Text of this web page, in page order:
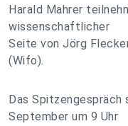
Harald Mahrer
wissenschaftlicher
Seite von Jörg
(Wifo).
Das
September um 9 Uhr